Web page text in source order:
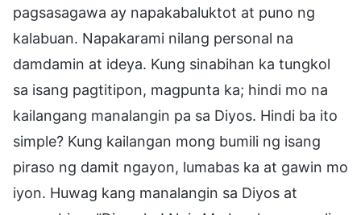
pagsasagawa ay napakabaluktot at puno ng
kalabuan. Napakarami nilang personal na
damdamin at ideya. Kung sinabihan ka tungkol
sa isang pagtitipon, magpunta ka; hindi mo na
kailangang manalangin pa sa Diyos. Hindi ba ito
simple? Kung kailangan mong bumili ng isang
piraso ng damit ngayon, lumabas ka at gawin mo
iyon. Huwag kang manalangin sa Diyos at